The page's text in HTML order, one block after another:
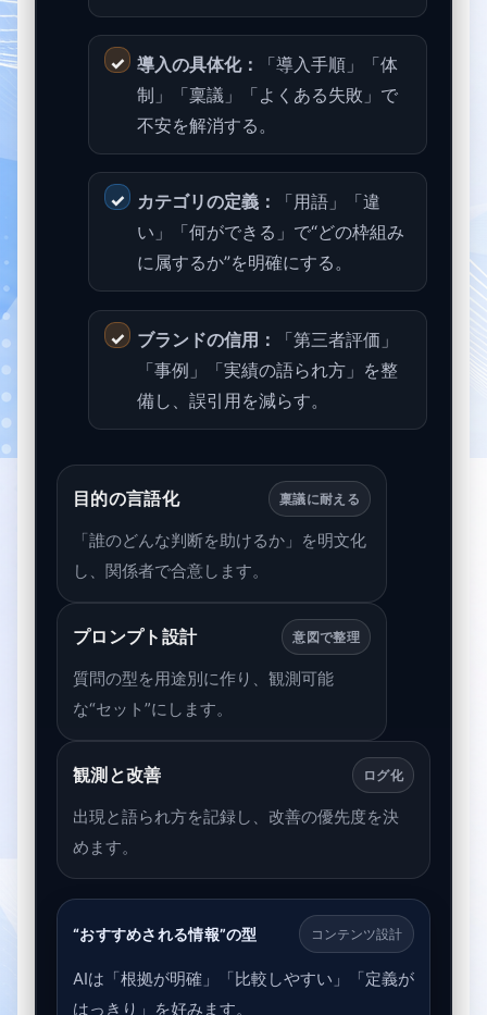
導入の具体化：
「導入手順」「体
制」「稟議」「よくある失敗」で
不安を解消する。
カテゴリの定義：
「用語」「違
い」「何ができる」で“どの枠組み
に属するか”を明確にする。
ブランドの信用：
「第三者評価」
「事例」「実績の語られ方」を整
備し、誤引用を減らす。
目的の言語化 稟議に耐える
「誰のどんな判断を助けるか」を明文化
し、関係者で合意します。
プロンプト設計 意図で整理
質問の型を用途別に作り、観測可能
な“セット”にします。
観測と改善 ログ化
出現と語られ方を記録し、改善の優先度を決
めます。
“おすすめされる情報”の型 コンテンツ設計
AIは「根拠が明確」「比較しやすい」「定義が
はっきり」を好みます。